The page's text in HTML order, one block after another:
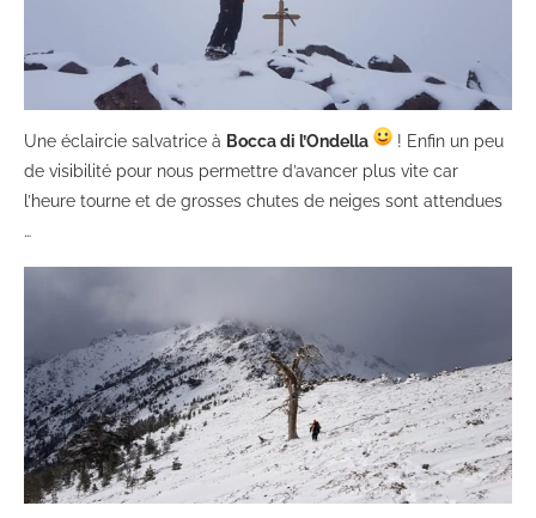
Une éclaircie salvatrice à Bocca di l’Ondella
! Enfin un peu
de visibilité pour nous permettre d’avancer plus vite car
l’heure tourne et de grosses chutes de neiges sont attendues
…